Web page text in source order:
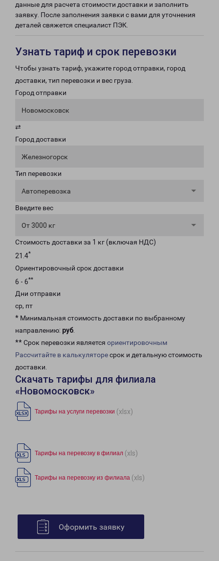
данные для расчета стоимости доставки и заполнить
заявку. После заполнения заявки с вами для уточнения
деталей свяжется специалист ПЭК.
Узнать тариф и срок перевозки
Чтобы узнать тариф, укажите город отправки, город
доставки, тип перевозки и вес груза.
Город отправки
Новомосковск
⇄
Город доставки
Железногорск
Тип перевозки
Автоперевозка
Введите вес
От 3000 кг
Стоимость доставки за 1 кг (включая НДС)
21.4*
Ориентировочный срок доставки
6 - 6**
Дни отправки
ср, пт
* Минимальная стоимость доставки по выбранному
направлению: руб.
** Срок перевозки является ориентировочным
Рассчитайте в калькуляторесрок и детальную стоимость
доставки.
Скачать тарифы для филиала
«Новомосковск»
Тарифы на услуги перевозки (xlsx)
Тарифы на перевозку в филиал (xls)
Тарифы на перевозку из филиала (xls)
Оформить заявку